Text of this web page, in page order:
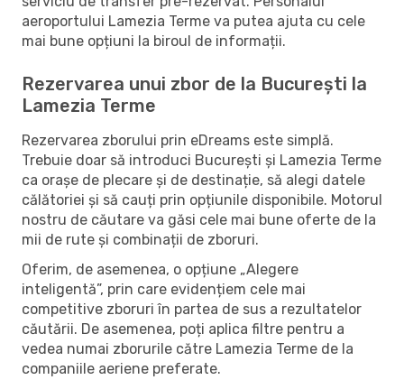
aeroportului Lamezia Terme va putea ajuta cu cele
mai bune opțiuni la biroul de informații.
Rezervarea unui zbor de la București la
Lamezia Terme
Rezervarea zborului prin eDreams este simplă.
Trebuie doar să introduci București și Lamezia Terme
ca orașe de plecare și de destinație, să alegi datele
călătoriei și să cauți prin opțiunile disponibile. Motorul
nostru de căutare va găsi cele mai bune oferte de la
mii de rute și combinații de zboruri.
Oferim, de asemenea, o opțiune „Alegere
inteligentă”, prin care evidențiem cele mai
competitive zboruri în partea de sus a rezultatelor
căutării. De asemenea, poți aplica filtre pentru a
vedea numai zborurile către Lamezia Terme de la
companiile aeriene preferate.